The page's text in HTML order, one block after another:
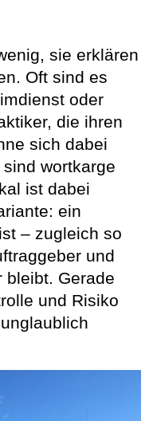
sie erklären
Oft sind es
oder
die ihren
sich dabei
wortkarge
ist dabei
ein
– zugleich so
und
bleibt. Gerade
und Risiko